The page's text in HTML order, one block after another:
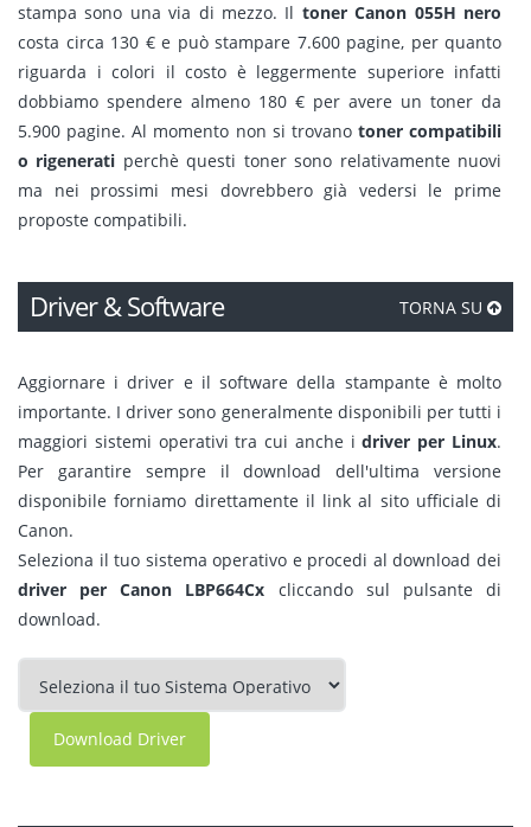
stampa sono una via di mezzo. Il toner Canon 055H nero
costa circa 130 € e può stampare 7.600 pagine, per quanto
riguarda i colori il costo è leggermente superiore infatti
dobbiamo spendere almeno 180 € per avere un toner da
5.900 pagine. Al momento non si trovano toner compatibili
o rigenerati perchè questi toner sono relativamente nuovi
ma nei prossimi mesi dovrebbero già vedersi le prime
proposte compatibili.
Driver & Software TORNA SU
Aggiornare i driver e il software della stampante è molto
importante. I driver sono generalmente disponibili per tutti i
maggiori sistemi operativi tra cui anche idriver per Linux.
Per garantire sempre il download dell'ultima versione
disponibile forniamo direttamente il link al sito ufficiale di
Canon.
Seleziona il tuo sistema operativo e procedi al download dei
driver per Canon LBP664Cx cliccando sul pulsante di
download.
Download Driver